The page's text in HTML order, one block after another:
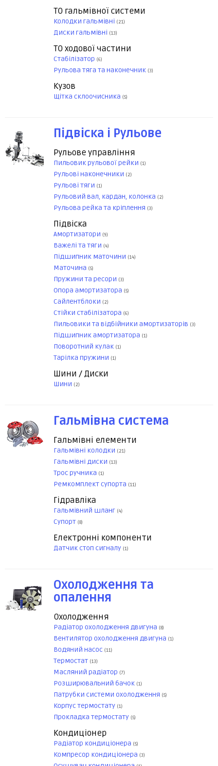
ТО гальмівної системи
Колодки гальмівні (21)
Диски гальмівні (13)
ТО ходової частини
Стабілізатор (6)
Рульова тяга та наконечник (3)
Кузов
Щітка склоочисника (5)
Підвіска і Рульове
Рульове управління
Пильовик рульової рейки (1)
Рульові наконечники (2)
Рульові тяги (1)
Рульовий вал, кардан, колонка (2)
Рульова рейка та кріплення (3)
Підвіска
Амортизатори (9)
Важелі та тяги (4)
Підшипник маточини (14)
Маточина (5)
Пружини та ресори (3)
Опора амортизатора (5)
Сайлентблоки (2)
Стійки стабілізатора (6)
Пильовики та відбійники амортизаторів (3)
Підшипник амортизатора (1)
Поворотний кулак (1)
Тарілка пружини (1)
Шини / Диски
Шини (2)
Гальмівна система
Гальмівні елементи
Гальмівні колодки (21)
Гальмівні диски (13)
Трос ручника (1)
Ремкомплект супорта (11)
Гідравліка
Гальмівний шланг (4)
Супорт (8)
Електронні компоненти
Датчик стоп сигналу (1)
Охолодження та
опалення
Охолодження
Радіатор охолодження двигуна (8)
Вентилятор охолодження двигуна (1)
Водяний насос (11)
Термостат (13)
Масляний радіатор (7)
Розширювальний бачок (1)
Патрубки системи охолодження (5)
Корпус термостату (1)
Прокладка термостату (5)
Кондиціонер
Радіатор кондиціонера (5)
Компресор кондиціонера (3)